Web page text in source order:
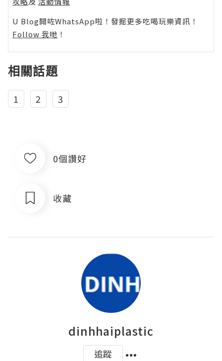
U Blog開咗WhatsApp啦！發掘更多吃喝玩樂資訊！
Follow 我哋 ！
相關話題
1 2 3
0個讚好
收藏
dinhhaiplastic
追蹤